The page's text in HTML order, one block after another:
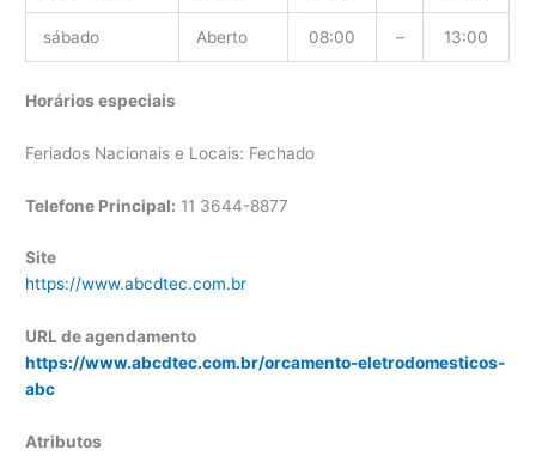
sábado Aberto 08:00 – 13:00
Horários especiais
Feriados Nacionais e Locais: Fechado
Telefone Principal: 11 3644-8877
Site
https://www.abcdtec.com.br
URL de agendamento
https://www.abcdtec.com.br/orcamento-eletrodomesticos-
abc
Atributos